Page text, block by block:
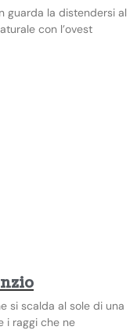
guarda la distendersi al
con l’ovest
si scalda al sole di una
i raggi che ne